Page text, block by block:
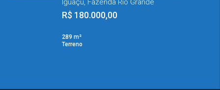
Iguaçu, Fazenda Rio Grande
R$ 180.000,00
289 m²
Terreno